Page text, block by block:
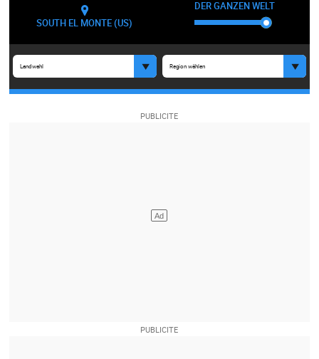
SOUTH EL MONTE (US)
DER GANZEN WELT
Landwahl Region wählen